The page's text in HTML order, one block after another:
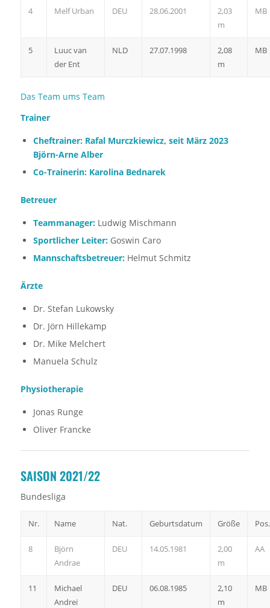
4 Melf Urban DEU 28.06.2001
2,03
m
MB
5
Luuc van
der Ent
NLD 27.07.1998
2,08
m
MB
Das Team ums Team
Trainer
Cheftrainer: Rafal Murczkiewicz, seit März 2023
Björn-Arne Alber
Co-Trainerin:Karolina Bednarek
Betreuer
Teammanager:Ludwig Mischmann
Sportlicher Leiter:Goswin Caro
Mannschaftsbetreuer:Helmut Schmitz
Ärzte
Dr. Stefan Lukowsky
Dr. Jörn Hillekamp
Dr. Mike Melchert
Manuela Schulz
Physiotherapie
Jonas Runge
Oliver Francke
SAISON 2021/22
Bundesliga
Nr. Name Nat. Geburtsdatum Größe Pos.
8
Björn
Andrae
DEU 14.05.1981
2,00
m
AA
11
Michael
Andrei
DEU 06.08.1985
2,10
m
MB